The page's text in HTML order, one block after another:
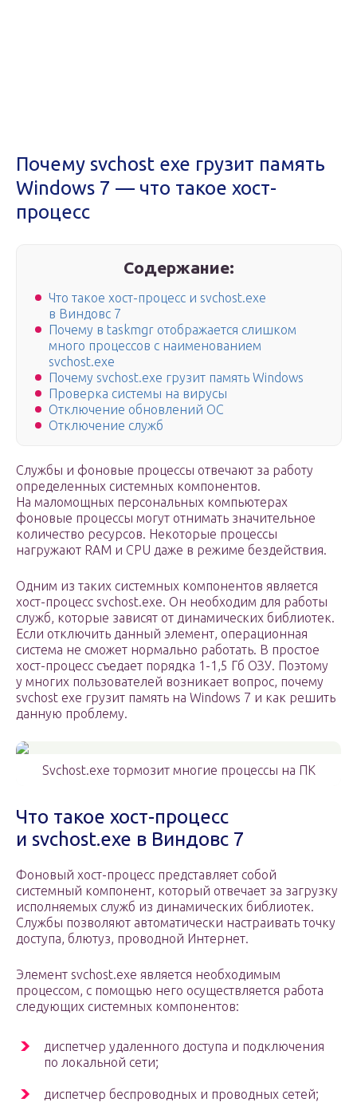
Почему svchost exe грузит память
Windows 7 — что такое хост-
процесс
Содержание:
Что такое хост-процесс и svchost.exe
в Виндовс 7
Почему в taskmgr отображается слишком
много процессов с наименованием
svchost.exe
Почему svchost.exe грузит память Windows
Проверка системы на вирусы
Отключение обновлений ОС
Отключение служб
Службы и фоновые процессы отвечают за работу
определенных системных компонентов.
На маломощных персональных компьютерах
фоновые процессы могут отнимать значительное
количество ресурсов. Некоторые процессы
нагружают RAM и CPU даже в режиме бездействия.
Одним из таких системных компонентов является
хост-процесс svchost.exe. Он необходим для работы
служб, которые зависят от динамических библиотек.
Если отключить данный элемент, операционная
система не сможет нормально работать. В простое
хост-процесс съедает порядка 1-1,5 Гб ОЗУ. Поэтому
у многих пользователей возникает вопрос, почему
svchost exe грузит память на Windows 7 и как решить
данную проблему.
Svchost.exe тормозит многие процессы на ПК
Что такое хост-процесс
и svchost.exe в Виндовс 7
Фоновый хост-процесс представляет собой
системный компонент, который отвечает за загрузку
исполняемых служб из динамических библиотек.
Службы позволяют автоматически настраивать точку
доступа, блютуз, проводной Интернет.
Элемент svchost.exe является необходимым
процессом, с помощью него осуществляется работа
следующих системных компонентов:
диспетчер удаленного доступа и подключения
по локальной сети;
диспетчер беспроводных и проводных сетей;